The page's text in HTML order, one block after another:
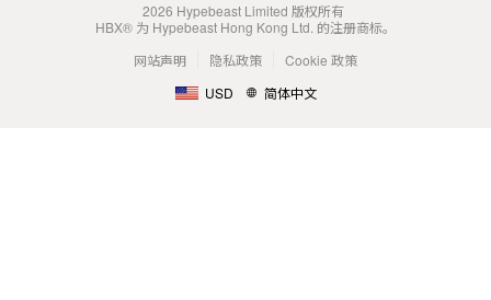
2026 Hypebeast Limited 版权所有
HBX® 为 Hypebeast Hong Kong Ltd. 的注册商标。
网站声明
隐私政策
Cookie 政策
USD
简体中文